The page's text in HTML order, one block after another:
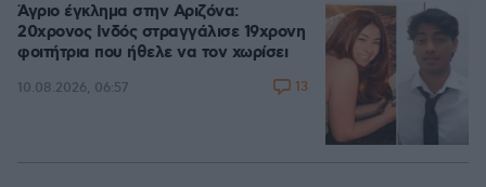
Άγριο έγκλημα στην Αριζόνα:
20χρονος Ινδός στραγγάλισε 19χρονη
φοιτήτρια που ήθελε να τον χωρίσει
10.08.2026, 06:57 13